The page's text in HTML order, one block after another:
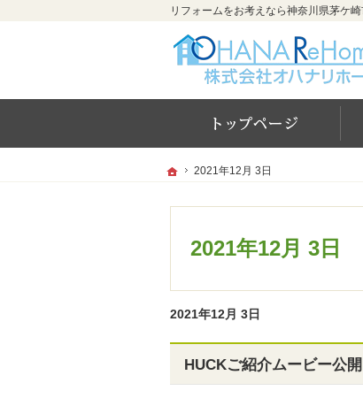
ホーム
2021年12月 3日
2021年12月 3日
2021年12月 3日
HUCKご紹介ムービー公
ホーム
2021年12月 3日